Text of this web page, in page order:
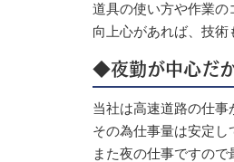
道具の使い方や作業
向上心があれば、技術
◆夜勤が中心だ
当社は高速道路の仕事
その為仕事量は安定し
また夜の仕事ですの